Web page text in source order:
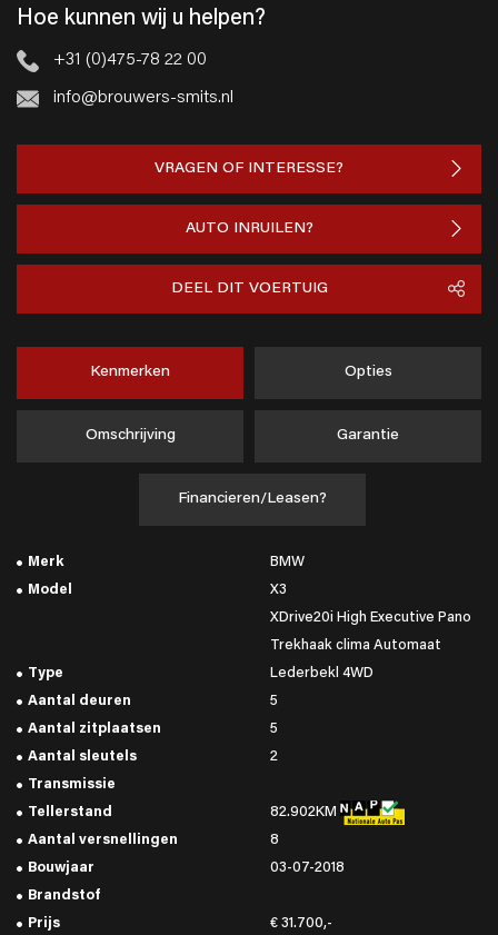
Hoe kunnen wij u helpen?
+31 (0)475-78 22 00
info@brouwers-smits.nl
VRAGEN OF INTERESSE?
AUTO INRUILEN?
DEEL DIT VOERTUIG
Kenmerken Opties
Omschrijving Garantie
Financieren/Leasen?
Merk
BMW
Model
X3
Type
XDrive20i High Executive Pano
Trekhaak clima Automaat
Lederbekl 4WD
Aantal deuren
5
Aantal zitplaatsen
5
Aantal sleutels
2
Transmissie
Tellerstand
82.902KM
Aantal versnellingen
8
Bouwjaar
03-07-2018
Brandstof
Prijs
€ 31.700,-